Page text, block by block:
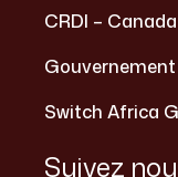
CRDI – Canada
Switch Africa
Suivez